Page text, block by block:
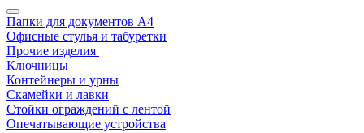
Папки для документов A4
Офисные стулья и табуретки
Прочие изделия
Ключницы
Контейнеры и урны
Скамейки и лавки
Стойки ограждений с лентой
Опечатывающие устройства